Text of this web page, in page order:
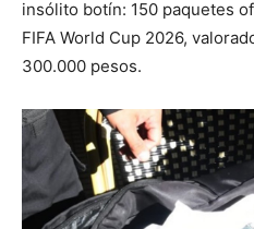
insólito botín: 150 paquetes
FIFA World Cup 2026,
300.000 pesos.